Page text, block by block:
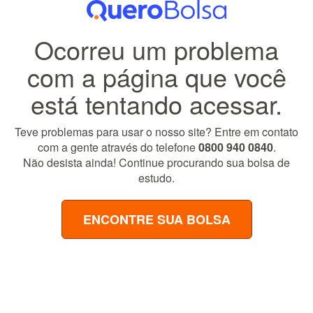
Ocorreu um problema
com a página que você
está tentando acessar.
Teve problemas para usar o nosso site? Entre em contato
com a gente através do telefone0800 940 0840.
Não desista ainda! Continue procurando sua bolsa de
estudo.
ENCONTRE SUA BOLSA